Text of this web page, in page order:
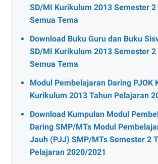
SD/MI Kurikulum 2013 Semester 2
Semua Tema
Download Buku Guru dan Buku
SD/MI Kurikulum 2013 Semester 2
Semua Tema
Modul Pembelajaran Daring PJOK
Kurikulum 2013 Tahun Pelajaran
Download Kumpulan Modul
Daring SMP/MTs Modul
Jauh (PJJ) SMP/MTs Semester 2
Pelajaran 2020/2021